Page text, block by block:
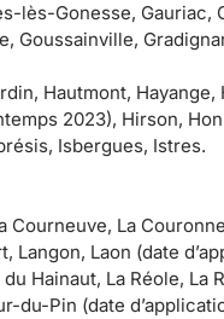
lès-Gonesse,
Goussainville,
Hautmont,
2023), Hirson,
Isbergues, Istres.
Courneuve, La
Langon, Laon (date
Hainaut, La Réole, La
du-Pin (date